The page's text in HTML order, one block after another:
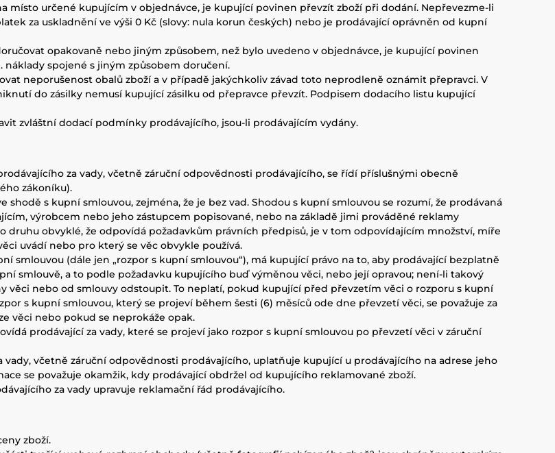
místo určené kupujícím v objednávce, je kupující povinen převzít zboží při dodání. Nepřevezme-li
za uskladnění ve výši 0 Kč (slovy: nula korun českých) nebo je prodávající oprávněn od kupní
opakovaně nebo jiným způsobem, než bylo uvedeno v objednávce, je kupující povinen
spojené s jiným způsobem doručení.
neporušenost obalů zboží a v případě jakýchkoliv závad toto neprodleně oznámit přepravci. V
do zásilky nemusí kupující zásilku od přepravce převzít. Podpisem dodacího listu kupující
zvláštní dodací podmínky prodávajícího, jsou-li prodávajícím vydány.
za vady, včetně záruční odpovědnosti prodávajícího, se řídí příslušnými obecně
zákoníku).
shodě s kupní smlouvou, zejména, že je bez vad. Shodou s kupní smlouvou se rozumí, že prodávaná
výrobcem nebo jeho zástupcem popisované, nebo na základě jimi prováděné reklamy
druhu obvyklé, že odpovídá požadavkům právních předpisů, je v tom odpovídajícím množství, míře
uvádí nebo pro který se věc obvykle používá.
smlouvou (dále jen „rozpor s kupní smlouvou“), má kupující právo na to, aby prodávající bezplatně
smlouvě, a to podle požadavku kupujícího buď výměnou věci, nebo její opravou; není-li takový
věci nebo od smlouvy odstoupit. To neplatí, pokud kupující před převzetím věci o rozporu s kupní
s kupní smlouvou, který se projeví během šesti (6) měsíců ode dne převzetí věci, se považuje za
věci nebo pokud se neprokáže opak.
prodávající za vady, které se projeví jako rozpor s kupní smlouvou po převzetí věci v záruční
vady, včetně záruční odpovědnosti prodávajícího, uplatňuje kupující u prodávajícího na adrese jeho
se považuje okamžik, kdy prodávající obdržel od kupujícího reklamované zboží.
za vady upravuje reklamační řád prodávajícího.
zboží.